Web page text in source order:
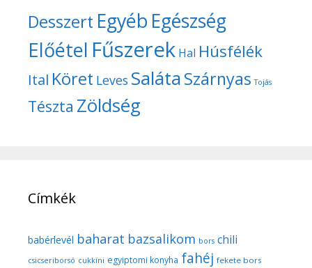
Desszert Egyéb Egészség
Előétel Fűszerek Hal Húsfélék
Ital Köret Leves SalátaSzárnyas Tojás
Tészta Zöldség
Címkék
babérlevél baharat bazsalikom bors chili
csicseriborsó cukkíni egyiptomi konyha fahéj fekete bors